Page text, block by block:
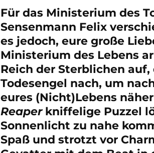
Für das Ministerium des
Sensenmann Felix
es jedoch, eure große
Ministerium des Lebens
Reich der Sterblichen
Todesengel nach, um
eures (Nicht)Lebens
Reaper kniffelige Puzzel
Sonnenlicht zu nahe
Spaß und strotzt vor